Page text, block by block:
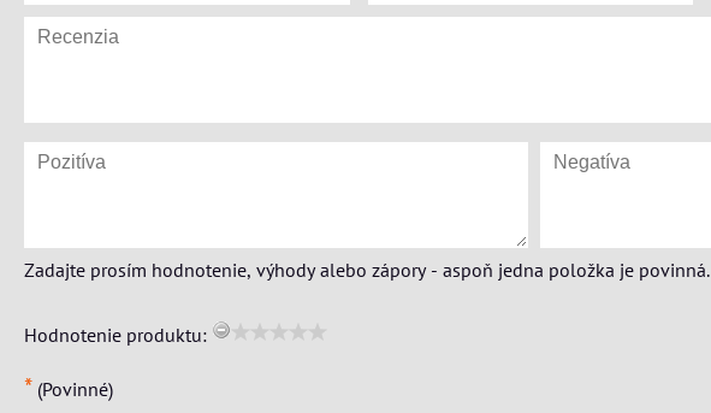
Zadajte prosím hodnotenie, výhody alebo zápory - aspoň jedna položka je povinná.
Hodnotenie produktu:
* (Povinné)